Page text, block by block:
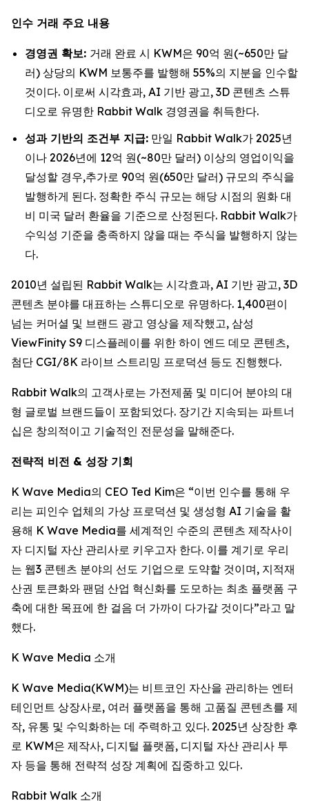
인수 거래 주요 내용
경영권 확보: 거래 완료 시 KWM은 90억 원(~650만 달
러) 상당의 KWM 보통주를 발행해 55%의 지분을 인수할
것이다. 이로써 시각효과, AI 기반 광고, 3D 콘텐츠 스튜
디오로 유명한 Rabbit Walk 경영권을 취득한다.
성과 기반의 조건부 지급: 만일 Rabbit Walk가 2025년
이나 2026년에 12억 원(~80만 달러) 이상의 영업이익을
달성할 경우,추가로 90억 원(650만 달러) 규모의 주식을
발행하게 된다. 정확한 주식 규모는 해당 시점의 원화 대
비 미국 달러 환율을 기준으로 산정된다. Rabbit Walk가
수익성 기준을 충족하지 않을 때는 주식을 발행하지 않는
다.
2010년 설립된 Rabbit Walk는 시각효과, AI 기반 광고, 3D
콘텐츠 분야를 대표하는 스튜디오로 유명하다. 1,400편이
넘는 커머셜 및 브랜드 광고 영상을 제작했고, 삼성
ViewFinity S9 디스플레이를 위한 하이 엔드 데모 콘텐츠,
첨단 CGI/8K 라이브 스트리밍 프로덕션 등도 진행했다.
Rabbit Walk의 고객사로는 가전제품 및 미디어 분야의 대
형 글로벌 브랜드들이 포함되었다. 장기간 지속되는 파트너
십은 창의적이고 기술적인 전문성을 말해준다.
전략적 비전 & 성장 기회
K Wave Media의 CEO Ted Kim은 “이번 인수를 통해 우
리는 피인수 업체의 가상 프로덕션 및 생성형 AI 기술을 활
용해 K Wave Media를 세계적인 수준의 콘텐츠 제작사이
자 디지털 자산 관리사로 키우고자 한다. 이를 계기로 우리
는 웹3 콘텐츠 분야의 선도 기업으로 도약할 것이며, 지적재
산권 토큰화와 팬덤 산업 혁신화를 도모하는 최초 플랫폼 구
축에 대한 목표에 한 걸음 더 가까이 다가갈 것이다”라고 말
했다.
K Wave Media 소개
K Wave Media(KWM)는 비트코인 자산을 관리하는 엔터
테인먼트 상장사로, 여러 플랫폼을 통해 고품질 콘텐츠를 제
작, 유통 및 수익화하는 데 주력하고 있다. 2025년 상장한 후
로 KWM은 제작사, 디지털 플랫폼, 디지털 자산 관리사 투
자 등을 통해 전략적 성장 계획에 집중하고 있다.
Rabbit Walk 소개